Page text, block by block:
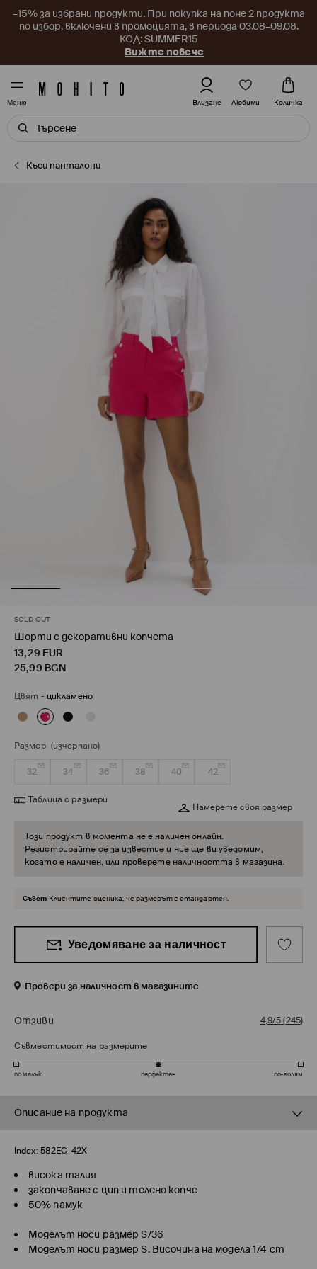
–15% за избрани продукти. При покупка на поне 2 продукта
по избор, включени в промоцията, в периода 03.08–09.08.
КОД: SUMMER15
Вижте повече
Меню Влизане Любими Количка
Къси панталони
SOLD OUT
Шорти с декоративни копчета
13,29 EUR
25,99 BGN
Цвят -цикламено
Размер (изчерпано)
32 34 36 38 40 42
Таблица с размери
Намерете своя размер
Този продукт в момента не е наличен онлайн.
Регистрирайте се за известие и ние ще ви уведомим,
когато е наличен, или проверете наличността в магазина.
Съвет Клиентите оцениха, че размерът е стандартен.
Уведомяване за наличност
Провери за наличност в магазините
Отзиви 4,9/5(245)
Съвместимост на размерите
по малък перфектен по-голям
Описание на продукта
Index: 582EC-42X
висока талия
закопчаване с цип и телено копче
50% памук
Моделът носи размер S/36
Моделът носи размер S. Височина на модела 174 cm